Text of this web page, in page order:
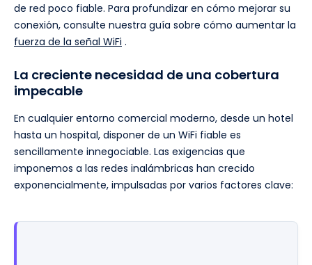
de red poco fiable. Para profundizar en cómo mejorar su
conexión, consulte nuestra guía sobre cómo aumentar la
fuerza de la señal WiFi .
La creciente necesidad de una cobertura
impecable
En cualquier entorno comercial moderno, desde un hotel
hasta un hospital, disponer de un WiFi fiable es
sencillamente innegociable. Las exigencias que
imponemos a las redes inalámbricas han crecido
exponencialmente, impulsadas por varios factores clave: